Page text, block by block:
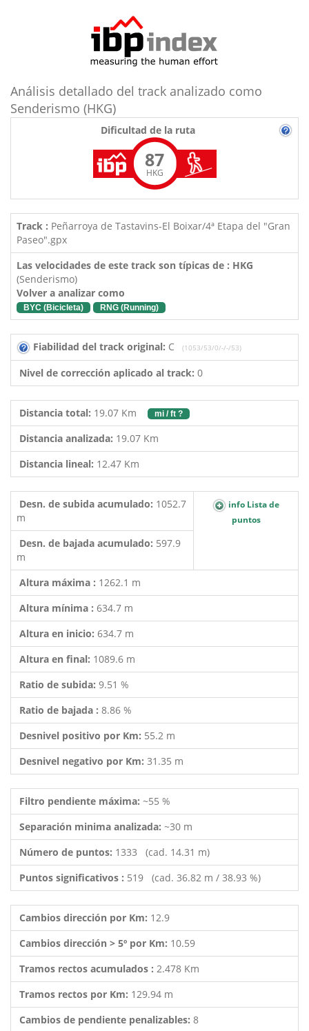
Análisis detallado del track analizado como
Senderismo (HKG)
Dificultad de la ruta
87
HKG
Track : Peñarroya de Tastavins-El Boixar/4ª Etapa del "Gran
Paseo".gpx
Las velocidades de este track son típicas de : HKG
(Senderismo)
Volver a analizar como
BYC (Bicicleta) RNG (Running)
Fiabilidad del track original: C (1053/53/0/-/-/53)
Nivel de corrección aplicado al track: 0
Distancia total: 19.07 Km mi / ft ?
Distancia analizada: 19.07 Km
Distancia lineal: 12.47 Km
Desn. de subida acumulado: 1052.7
m
info Lista de
puntos
Desn. de bajada acumulado: 597.9
m
Altura máxima : 1262.1 m
Altura mínima : 634.7 m
Altura en inicio: 634.7 m
Altura en final: 1089.6 m
Ratio de subida: 9.51 %
Ratio de bajada : 8.86 %
Desnivel positivo por Km: 55.2 m
Desnivel negativo por Km: 31.35 m
Filtro pendiente máxima: ~55 %
Separación minima analizada: ~30 m
Número de puntos: 1333 (cad. 14.31 m)
Puntos significativos : 519 (cad. 36.82 m / 38.93 %)
Cambios dirección por Km: 12.9
Cambios dirección > 5º por Km: 10.59
Tramos rectos acumulados : 2.478 Km
Tramos rectos por Km: 129.94 m
Cambios de pendiente penalizables: 8